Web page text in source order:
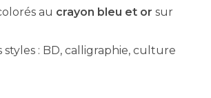
au crayon bleu et or sur
styles : BD, calligraphie, culture